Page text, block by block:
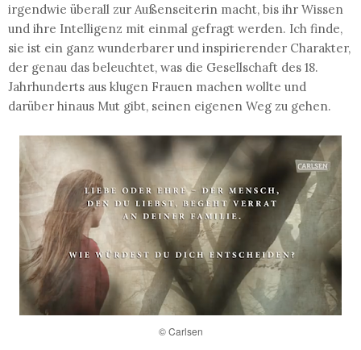
irgendwie überall zur Außenseiterin macht, bis ihr Wissen
und ihre Intelligenz mit einmal gefragt werden. Ich finde,
sie ist ein ganz wunderbarer und inspirierender Charakter,
der genau das beleuchtet, was die Gesellschaft des 18.
Jahrhunderts aus klugen Frauen machen wollte und
darüber hinaus Mut gibt, seinen eigenen Weg zu gehen.
© Carlsen